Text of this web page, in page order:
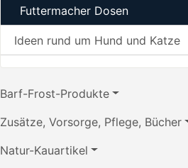
Futtermacher Dosen
Ideen rund um Hund und Katze
Barf-Frost-Produkte
Zusätze, Vorsorge, Pflege, Bücher
Natur-Kauartikel